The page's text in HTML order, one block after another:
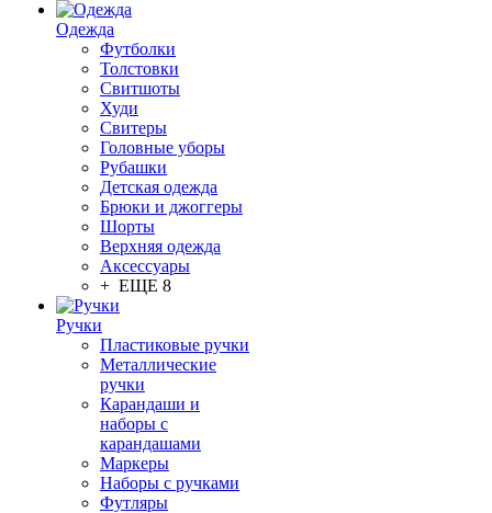
Одежда
Футболки
Толстовки
Свитшоты
Худи
Свитеры
Головные уборы
Рубашки
Детская одежда
Брюки и джоггеры
Шорты
Верхняя одежда
Аксессуары
+ ЕЩЕ 8
Ручки
Пластиковые ручки
Металлические
ручки
Карандаши и
наборы с
карандашами
Маркеры
Наборы с ручками
Футляры